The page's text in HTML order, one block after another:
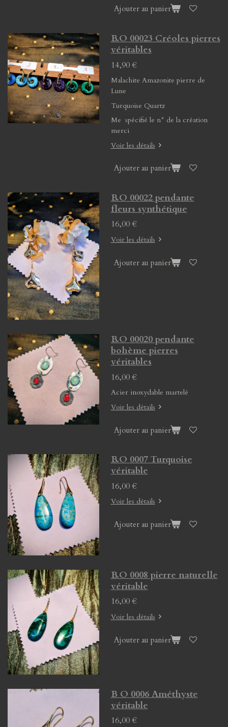
Ajouter au panier
B.O 00023 Créoles pierres
véritables
14,90 €
Malachite Amazonite pierre de
Lune
Turquoise Quartz
Me spécifié le n° de la création
merci
Voir les détails
Ajouter au panier
B.O 00022 pendante
fleurs synthétique
16,00 €
Voir les détails
Ajouter au panier
B.O 00020 pendante
bohème pierres
véritables
16,00 €
Acier inoxydable martelé
Voir les détails
Ajouter au panier
B.O 0007 Turquoise
véritable
16,00 €
Voir les détails
Ajouter au panier
B.O 0008 pierre naturelle
véritable
16,00 €
Voir les détails
Ajouter au panier
B O 0006 Améthyste
véritable
16,00 €